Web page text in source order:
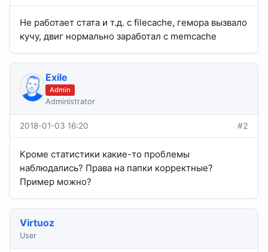
Не работает стата и т.д. с filecache, гемора вызвало
кучу, двиг нормально заработал с memcache
Exile
Admin
Administrator
2018-01-03 16:20 #2
Кроме статистики какие-то проблемы
наблюдались? Права на папки корректные?
Пример можно?
Virtuoz
User